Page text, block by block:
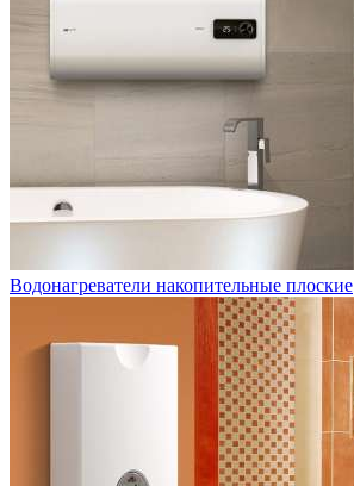
Водонагреватели накопительные плоские